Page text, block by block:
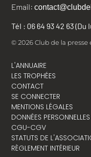
Email:
Tél : 06 64 93 42 63
© 2026 Club de la
L'ANNUAIRE
LES TROPHÉES
CONTACT
SE CONNECTER
MENTIONS LÉGALES
DONNÉES PERSONNELLES
CGU-CGV
STATUTS DE
RÈGLEMENT INTÉRIEUR